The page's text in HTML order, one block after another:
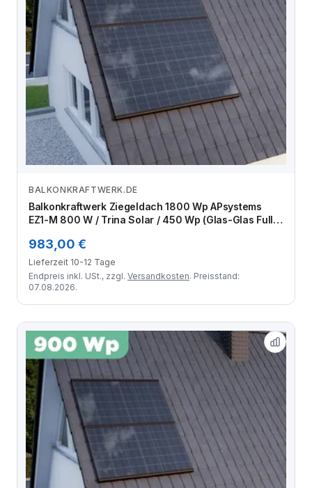
Zum Angebot
BALKONKRAFTWERK.DE
Balkonkraftwerk Ziegeldach 1800 Wp APsystems
EZ1-M 800 W / Trina Solar / 450 Wp (Glas-Glas Full
4 Module
983,00 €
Lieferzeit 10-12 Tage
Endpreis inkl. USt., zzgl. Versandkosten. Preisstand:
07.08.2026.